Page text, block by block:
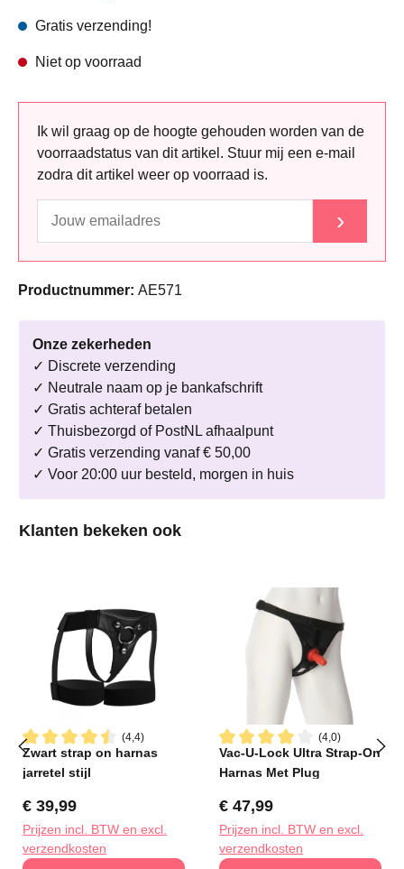
Gratis verzending!
Niet op voorraad
Ik wil graag op de hoogte gehouden worden van de
voorraadstatus van dit artikel. Stuur mij een e-mail
zodra dit artikel weer op voorraad is.
›
Productnummer: AE571
Onze zekerheden
✓ Discrete verzending
✓ Neutrale naam op je bankafschrift
✓ Gratis achteraf betalen
✓ Thuisbezorgd of PostNL afhaalpunt
✓ Gratis verzending vanaf € 50,00
✓ Voor 20:00 uur besteld, morgen in huis
Productgalerij overslaan
Klanten bekeken ook
(4,4)
Gemiddelde waardering van 4.4 van 5 sterren
Zwart strap on harnas
jarretel stijl
Normale prijs:
€ 39,99
Prijzen incl. BTW en excl.
verzendkosten
(4,0)
Gemiddelde waardering van
Vac-U-Lock Ultra Strap-On
Harnas Met Plug
Normale prijs:
€ 47,99
Prijzen incl. BTW en excl.
verzendkosten